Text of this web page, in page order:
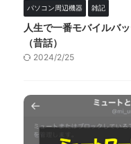
パソコン周辺機器 雑記
人生で一番モバイルバ
（昔話）
2024/2/25